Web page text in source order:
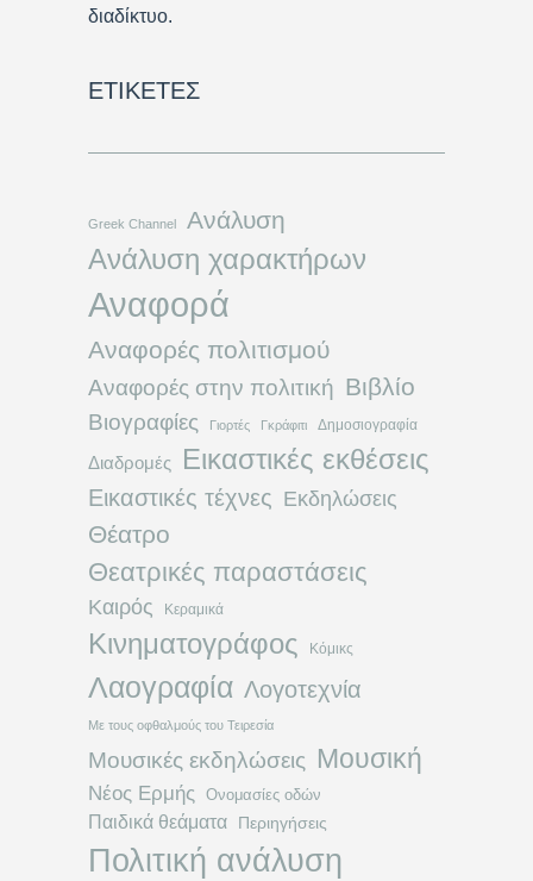
διαδίκτυο.
ΕΤΙΚΈΤΕΣ
Greek Channel Ανάλυση
Ανάλυση χαρακτήρων
Αναφορά
Αναφορές πολιτισμού
Αναφορές στην πολιτική Βιβλίο
Βιογραφίες Γιορτές Γκράφιτι Δημοσιογραφία
Διαδρομές Εικαστικές εκθέσεις
Εικαστικές τέχνες Εκδηλώσεις
Θέατρο
Θεατρικές παραστάσεις
Καιρός Κεραμικά
Κινηματογράφος Κόμικς
Λαογραφία Λογοτεχνία
Με τους οφθαλμούς του Τειρεσία
Μουσικές εκδηλώσεις Μουσική
Νέος Ερμής Ονομασίες οδών
Παιδικά θεάματα Περιηγήσεις
Πολιτική ανάλυση